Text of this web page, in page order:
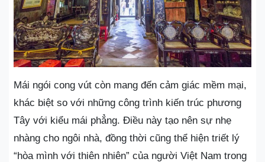
Mái ngói cong vút còn mang đến cảm giác mềm mại,
khác biệt so với những công trình kiến trúc phương
Tây với kiểu mái phẳng. Điều này tạo nên sự nhẹ
nhàng cho ngôi nhà, đồng thời cũng thể hiện triết lý
“hòa mình với thiên nhiên” của người Việt Nam trong